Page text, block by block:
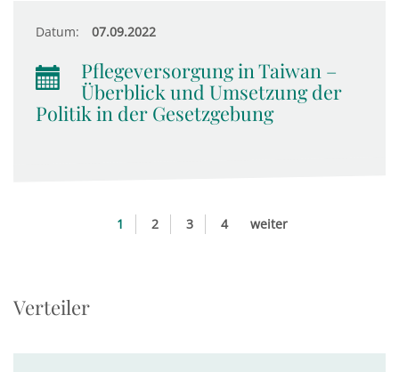
Datum: 07.09.2022
Pflegeversorgung in Taiwan –
Überblick und Umsetzung der
Politik in der Gesetzgebung
1 2 3 4 weiter
Verteiler